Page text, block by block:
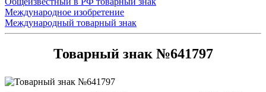
Международное изобретение
Международный товарный знак
Товарный знак №641797